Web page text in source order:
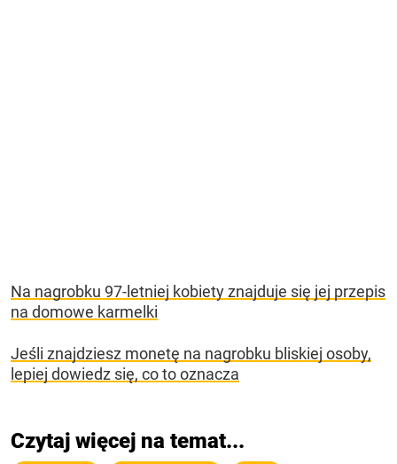
Na nagrobku 97-letniej kobiety znajduje się jej przepis
na domowe karmelki
Jeśli znajdziesz monetę na nagrobku bliskiej osoby,
lepiej dowiedz się, co to oznacza
Czytaj więcej na temat...